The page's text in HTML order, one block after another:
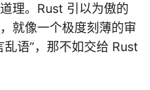
理。Rust 引以为傲的
就像一个极度刻薄的审
语”，那不如交给 Rust